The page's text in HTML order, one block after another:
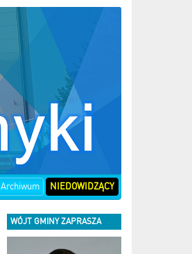
Archiwum NIEDOWIDZĄCY
WÓJT GMINY ZAPRASZA